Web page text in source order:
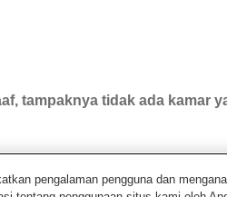
tampaknya tidak ada kamar
pengalaman pengguna dan